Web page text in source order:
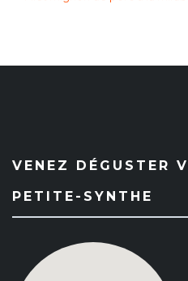
VENEZ DÉGUSTER
PETITE-SYNTHE